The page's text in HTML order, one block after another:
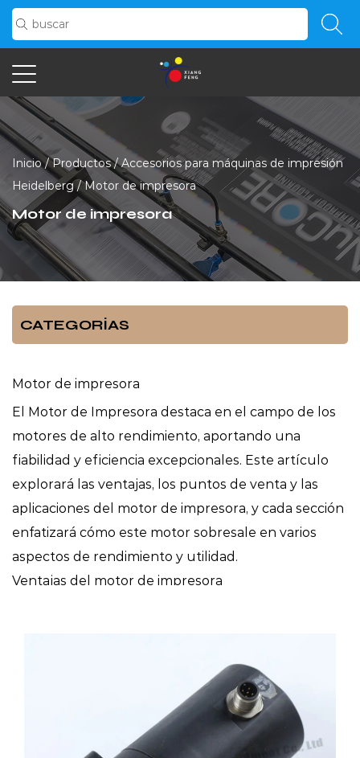
Inicio/Productos/Accesorios para máquinas de impresión
Heidelberg/Motor de impresora
Motor de impresora
CATEGORÍAS
Motor de impresora
El Motor de Impresora destaca en el campo de los
motores de alto rendimiento, aportando una
fiabilidad y eficiencia excepcionales. Este artículo
explorará las ventajas, los puntos de venta y las
aplicaciones del motor de impresora, y cada sección
enfatizará cómo este motor sobresale en varios
aspectos de rendimiento y utilidad.
Ventajas del motor de impresora
reduce el consumo de energía manteniendo un
alto rendimiento. Esta eficiencia no solo reduce los
costos operativos sino que también contribuye a
una operación más sustentable, alineándose con